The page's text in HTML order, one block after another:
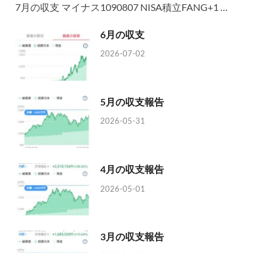
7月の収支 マイナス1090807 NISA積立FANG+1 …
6月の収支
2026-07-02
5月の収支報告
2026-05-31
4月の収支報告
2026-05-01
3月の収支報告